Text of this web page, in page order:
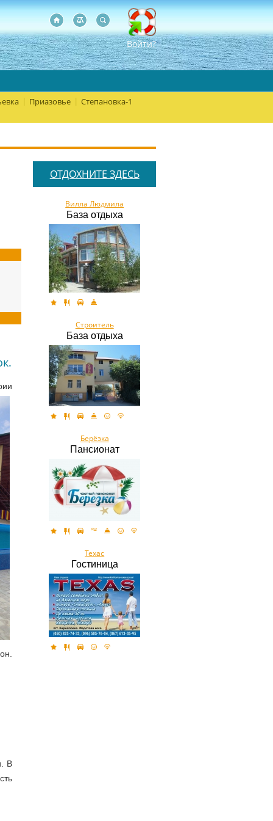
Войти?
Приазовье Степановка-1
В
ОТДОХНИТЕ ЗДЕСЬ
Вилла Людмила
База отдыха
Строитель
База отдыха
Берёзка
Пансионат
Техас
Гостиница